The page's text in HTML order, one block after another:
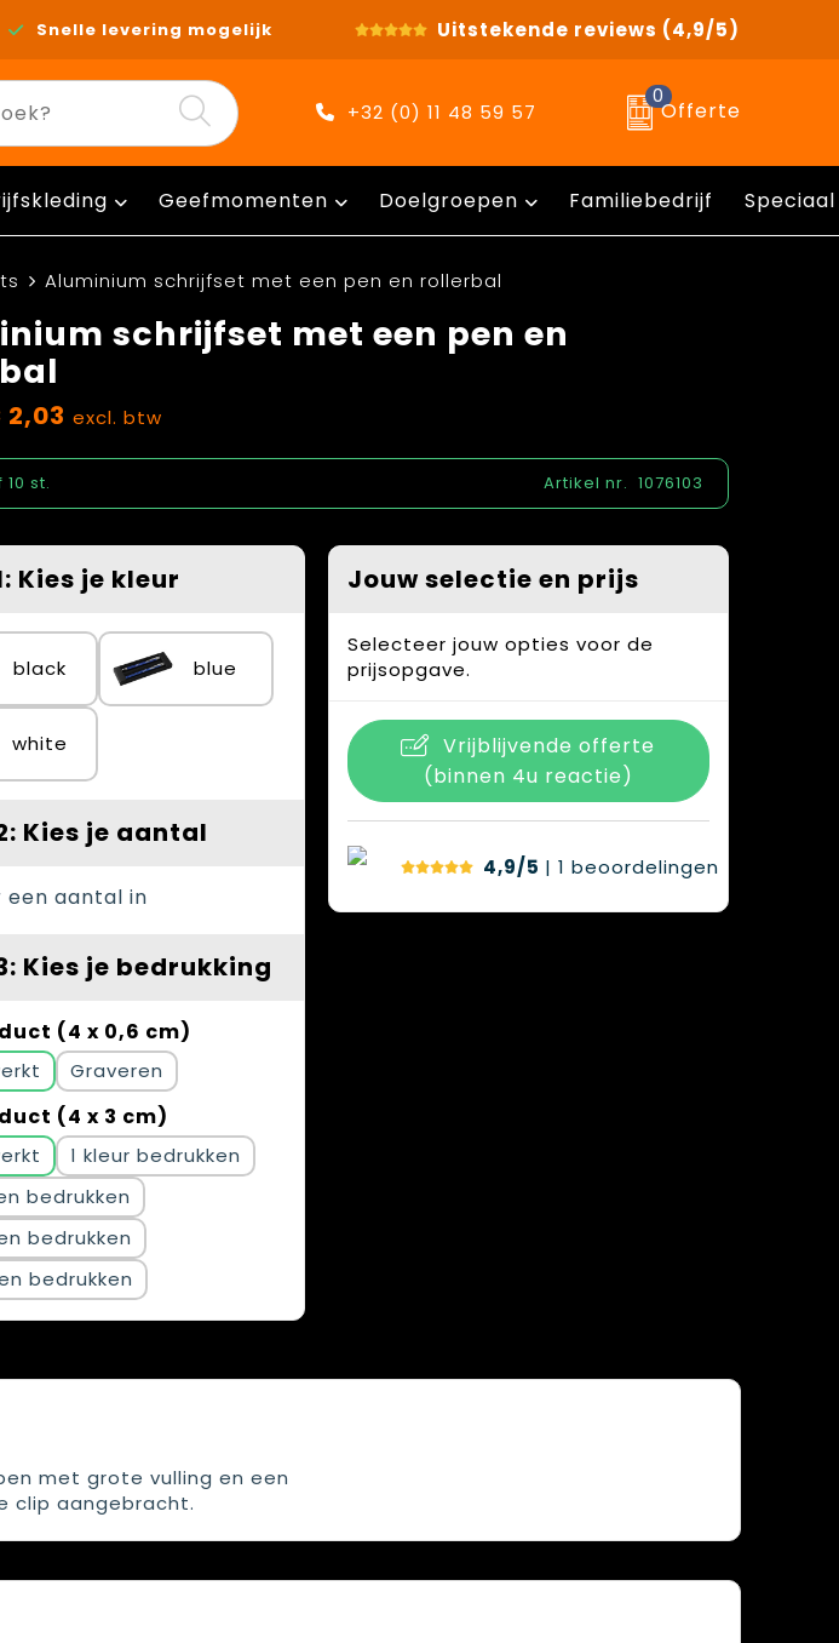
Snelle levering mogelijk Uitstekende reviews (4,9/5)
+32 (0) 11 48 59 57
0
Offerte
Geefmomenten Doelgroepen Familiebedrijf
Aluminium schrijfset met een pen en rollerbal
schrijfset met een pen en
excl. btw
10 st. Artikel nr. 1076103
Kies je kleur
black blue
white
Kies je aantal
een aantal in
Kies je bedrukking
(4 x 0,6 cm)
Graveren
(4 x 3 cm)
1
Jouw selectie en prijs
Selecteer jouw opties voor de
prijsopgave.
Vrijblijvende offerte
(binnen 4u reactie)
4,9/5 | 1 beoordelingen
met grote vulling en een
clip aangebracht.